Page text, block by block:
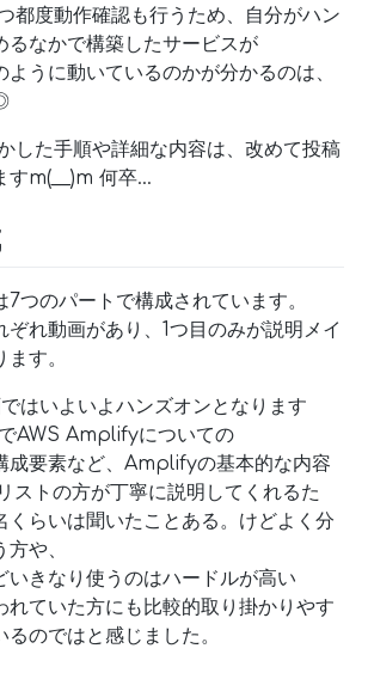
都度動作確認も行うため、自分がハン
るなかで構築したサービスが
うに動いているのかが分かるのは、
した手順や詳細な内容は、改めて投稿
すm(__)m 何卒…
つのパートで構成されています。
ぞれ動画があり、1つ目のみが説明メイ
す。
はいよいよハンズオンとなります
AWS Amplifyについての
成要素など、Amplifyの基本的な内容
ストの方が丁寧に説明してくれるた
くらいは聞いたことある。けどよく分
や、
いきなり使うのはハードルが高い
れていた方にも比較的取り掛かりやす
のではと感じました。